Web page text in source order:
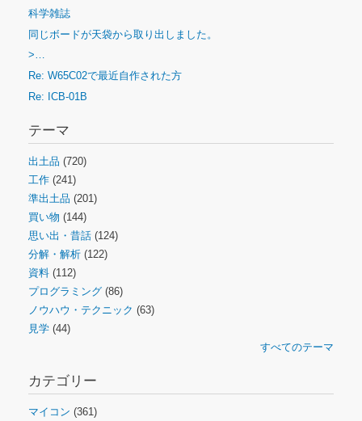
科学雑誌
同じボードが天袋から取り出しました。
>…
Re: W65C02で最近自作された方
Re: ICB-01B
テーマ
出土品 (720)
工作 (241)
準出土品 (201)
買い物 (144)
思い出・昔話 (124)
分解・解析 (122)
資料 (112)
プログラミング (86)
ノウハウ・テクニック (63)
見学 (44)
すべてのテーマ
カテゴリー
マイコン (361)